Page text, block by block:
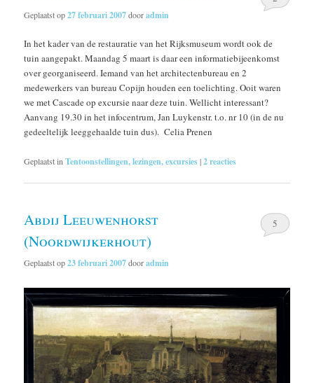
Geplaatst op27 februari 2007dooradmin
In het kader van de restauratie van het Rijksmuseum wordt ook de
tuin aangepakt. Maandag 5 maart is daar een informatiebijeenkomst
over georganiseerd. Iemand van het architectenbureau en 2
medewerkers van bureau Copijn houden een toelichting. Ooit waren
we met Cascade op excursie naar deze tuin. Wellicht interessant?
Aanvang 19.30 in het infocentrum, Jan Luykenstr. t.o. nr 10 (in de nu
gedeeltelijk leeggehaalde tuin dus). Celia Prenen
Geplaatst in Tentoonstellingen, lezingen, excursies|2reacties
Abdij Leeuwenhorst
(Noordwijkerhout)
Geplaatst op23 februari 2007dooradmin
5